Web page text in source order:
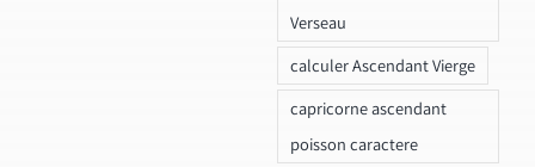
Verseau
calculer Ascendant Vierge
capricorne ascendant
poisson caractere